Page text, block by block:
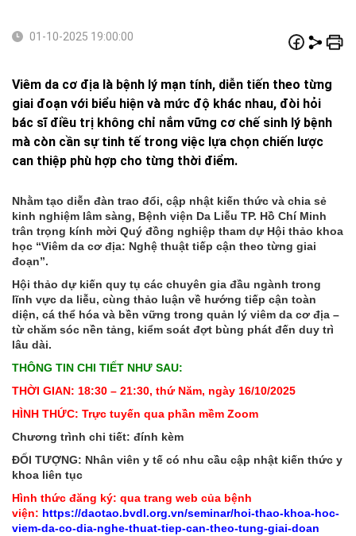
01-10-2025 19:00:00
Viêm da cơ địa là bệnh lý mạn tính, diễn tiến theo từng
giai đoạn với biểu hiện và mức độ khác nhau, đòi hỏi
bác sĩ điều trị không chỉ nắm vững cơ chế sinh lý bệnh
mà còn cần sự tinh tế trong việc lựa chọn chiến lược
can thiệp phù hợp cho từng thời điểm.
Nhằm tạo diễn đàn trao đổi, cập nhật kiến thức và chia sẻ
kinh nghiệm lâm sàng, Bệnh viện Da Liễu TP. Hồ Chí Minh
trân trọng kính mời Quý đồng nghiệp tham dự Hội thảo khoa
học “Viêm da cơ địa: Nghệ thuật tiếp cận theo từng giai
đoạn”.
Hội thảo dự kiến quy tụ các chuyên gia đầu ngành trong
lĩnh vực da liễu, cùng thảo luận về hướng tiếp cận toàn
diện, cá thể hóa và bền vững trong quản lý viêm da cơ địa –
từ chăm sóc nền tảng, kiểm soát đợt bùng phát đến duy trì
lâu dài.
THÔNG TIN CHI TIẾT NHƯ SAU:
THỜI GIAN: 18:30 – 21:30, thứ Năm, ngày 16/10/2025
HÌNH THỨC: Trực tuyến qua phần mềm Zoom
Chương trình chi tiết: đính kèm
ĐỐI TƯỢNG: Nhân viên y tế có nhu cầu cập nhật kiến thức y
khoa liên tục
Hình thức đăng ký: qua trang web của bệnh
viện: https://daotao.bvdl.org.vn/seminar/hoi-thao-khoa-hoc-
viem-da-co-dia-nghe-thuat-tiep-can-theo-tung-giai-doan